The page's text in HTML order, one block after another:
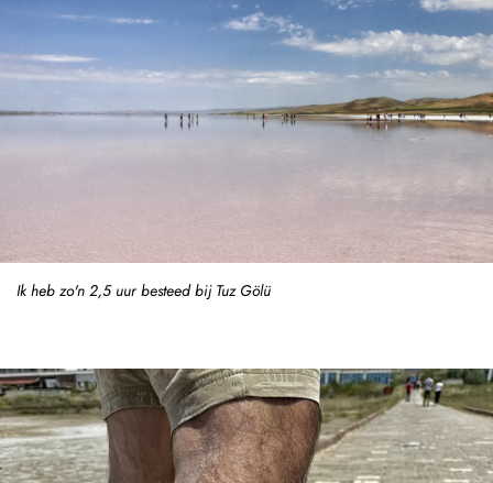
Ik heb zo'n 2,5 uur besteed bij Tuz Gölü